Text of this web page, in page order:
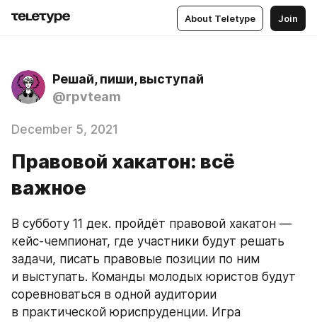
About Teletype Join
Решай, пиши, выступай
@rpvteam
December 5, 2021
Правовой хакатон: всё
важное
В субботу 11 дек. пройдёт правовой хакатон —
кейс-чемпионат, где участники будут решать
задачи, писать правовые позиции по ним
и выступать. Команды молодых юристов будут
соревноваться в одной аудитории
в практической юриспруденции. Игра